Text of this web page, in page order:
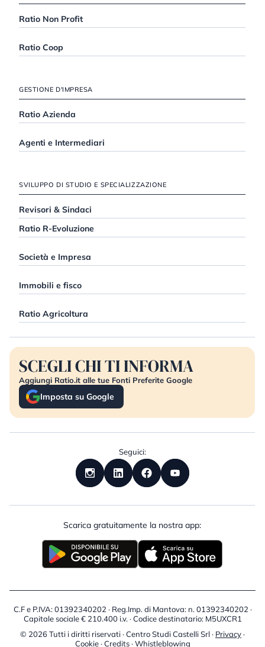
Ratio Non Profit
Ratio Coop
GESTIONE D'IMPRESA
Ratio Azienda
Agenti e Intermediari
SVILUPPO DI STUDIO E SPECIALIZZAZIONE
Revisori & Sindaci
Ratio R-Evoluzione
Società e Impresa
Immobili e fisco
Ratio Agricoltura
SCEGLI CHI TI INFORMA
Aggiungi Ratio.it alle tue Fonti Preferite Google
Imposta su Google
Seguici:
Scarica gratuitamente la nostra app:
C.F e P.IVA: 01392340202 · Reg.Imp. di Mantova: n. 01392340202 ·
Capitale sociale € 210.400 i.v. · Codice destinatario: M5UXCR1
© 2026 Tutti i diritti riservati · Centro Studi Castelli Srl · Privacy·
Cookie·Credits·Whistleblowing